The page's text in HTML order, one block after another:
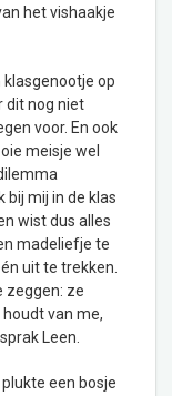
het vishaakje
klasgenootje op
dit nog niet
voor. En ook
meisje wel
bij mij in de klas
wist dus alles
madeliefje te
uit te trekken.
zeggen: ze
van me,
Leen.
een bosje